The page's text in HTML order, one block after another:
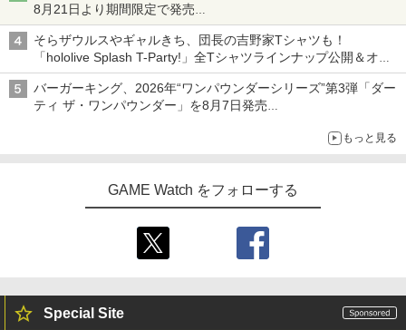
8月21日より期間限定で発売
組分け帽子ドーナツなど見た目も楽しい商品が登場
そらザウルスやギャルきち、団長の吉野家Tシャツも！
「hololive Splash T-Party!」全Tシャツラインナップ公開＆オン
ライン販売開始
バーガーキング、2026年“ワンパウンダーシリーズ”第3弾「ダー
ティ ザ・ワンパウンダー」を8月7日発売
もっと見る
GAME Watch をフォローする
Special Site